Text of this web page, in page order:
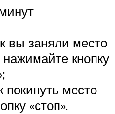
вы заняли место
кнопку
покинуть место –
«стоп».